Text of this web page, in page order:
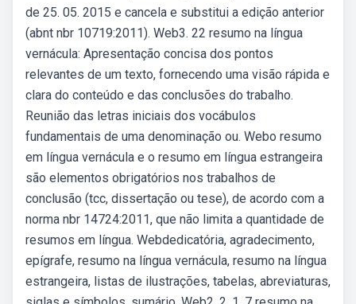
de 25. 05. 2015 e cancela e substitui a edição anterior
(abnt nbr 10719:2011). Web3. 22 resumo na língua
vernácula: Apresentação concisa dos pontos
relevantes de um texto, fornecendo uma visão rápida e
clara do conteúdo e das conclusões do trabalho.
Reunião das letras iniciais dos vocábulos
fundamentais de uma denominação ou. Webo resumo
em língua vernácula e o resumo em língua estrangeira
são elementos obrigatórios nos trabalhos de
conclusão (tcc, dissertação ou tese), de acordo com a
norma nbr 14724:2011, que não limita a quantidade de
resumos em língua. Webdedicatória, agradecimento,
epígrafe, resumo na língua vernácula, resumo na língua
estrangeira, listas de ilustrações, tabelas, abreviaturas,